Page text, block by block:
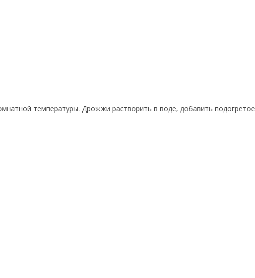
температуры. Дрожжи растворить в воде, добавить подогретое